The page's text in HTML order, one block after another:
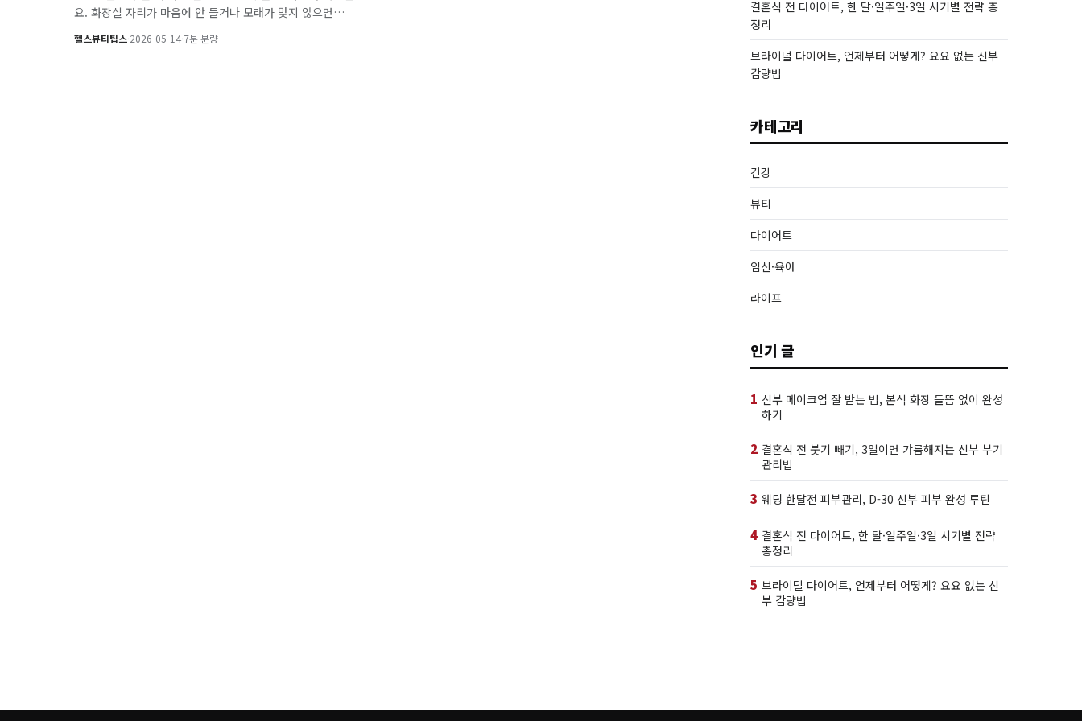
요. 화장실 자리가 마음에 안 들거나 모래가 맞지 않으면…
헬스뷰티팁스·2026-05-14·7분 분량
결혼식 전 다이어트, 한 달·일주일·3일 시기별 전략 총
정리
브라이덜 다이어트, 언제부터 어떻게? 요요 없는 신부
감량법
카테고리
건강
뷰티
다이어트
임신·육아
라이프
인기 글
1 신부 메이크업 잘 받는 법, 본식 화장 들뜸 없이 완성
하기
2 결혼식 전 붓기 빼기, 3일이면 갸름해지는 신부 부기
관리법
3 웨딩 한달전 피부관리, D-30 신부 피부 완성 루틴
4 결혼식 전 다이어트, 한 달·일주일·3일 시기별 전략
총정리
5 브라이덜 다이어트, 언제부터 어떻게? 요요 없는 신
부 감량법